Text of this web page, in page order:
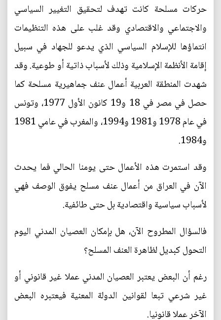
حركات مسلحة كانت تهدف لتحقيق التغيير السياسي
والاجتماعي والاقتصادي وقد غلب على هذه التنظيمات
انتماؤها للإسلام السياسي الذي يدعو للجهاد في سبيل
إقامة الأنظمة الإسلامية وذلك لأسباب ذاتية أو طوعية. وقد
شهدت المنطقة العربية أعمال عنف جماهيرية مسلحة كما
حصل في مصر في 18 و19 كانون الأول 1977، وتونس
في عام 1978 و1981 و1994، والمغرب في عامي 1981
و1984.
وقد استمرت هذه الأعمال حتى يومنا الحالي فما يحدث
الآن في العراق من أعمال عنف مسلح يفوق الوصف فهي
لأسباب سياسية واقتصادية بل حتى طائفية.
فالسؤال المطروح الآن، هل بإمكان العصيان المدني اليوم
التحول كبديل لظاهرة العنف المسلح؟
رغم أن البعض يعتبر العصيان المدني عملا غير قانوني أو
غير شرعي تبعا لقوانين الدولة المعنية فيعتبره البعض
الآخر عملا قانونيا.